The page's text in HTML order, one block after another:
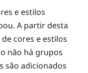
e estilos
A partir desta
cores e estilos
não há grupos
são adicionados